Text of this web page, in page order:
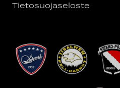
Tietosuojaseloste